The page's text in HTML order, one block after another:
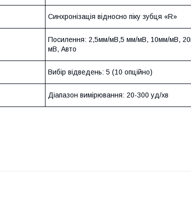
Синхронізація відносно піку зубця «R»
Посилення: 2,5мм/мВ,5 мм/мВ, 10мм/мВ,
мВ, Авто
Вибір відведень: 5 (10 опційно)
Діапазон вимірювання: 20-300 уд/хв